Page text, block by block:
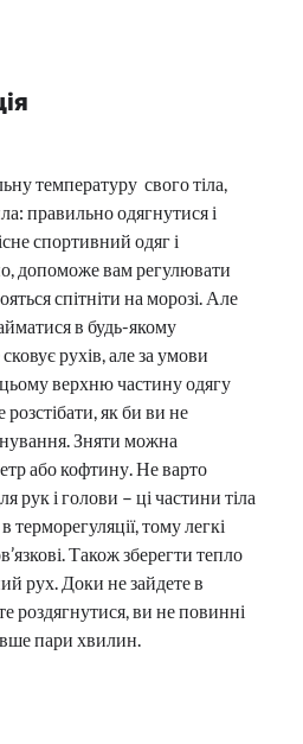
температуру свого тіла,
правильно одягнутися і
спортивний одяг і
допоможе вам регулювати
спітніти на морозі. Але
в будь-якому
рухів, але за умови
верхню частину одягу
розстібати, як би ви не
Зняти можна
або кофтину. Не варто
рук і голови – ці частини тіла
терморегуляції, тому легкі
Також зберегти тепло
рух. Доки не зайдете в
роздягнутися, ви не повинні
пари хвилин.